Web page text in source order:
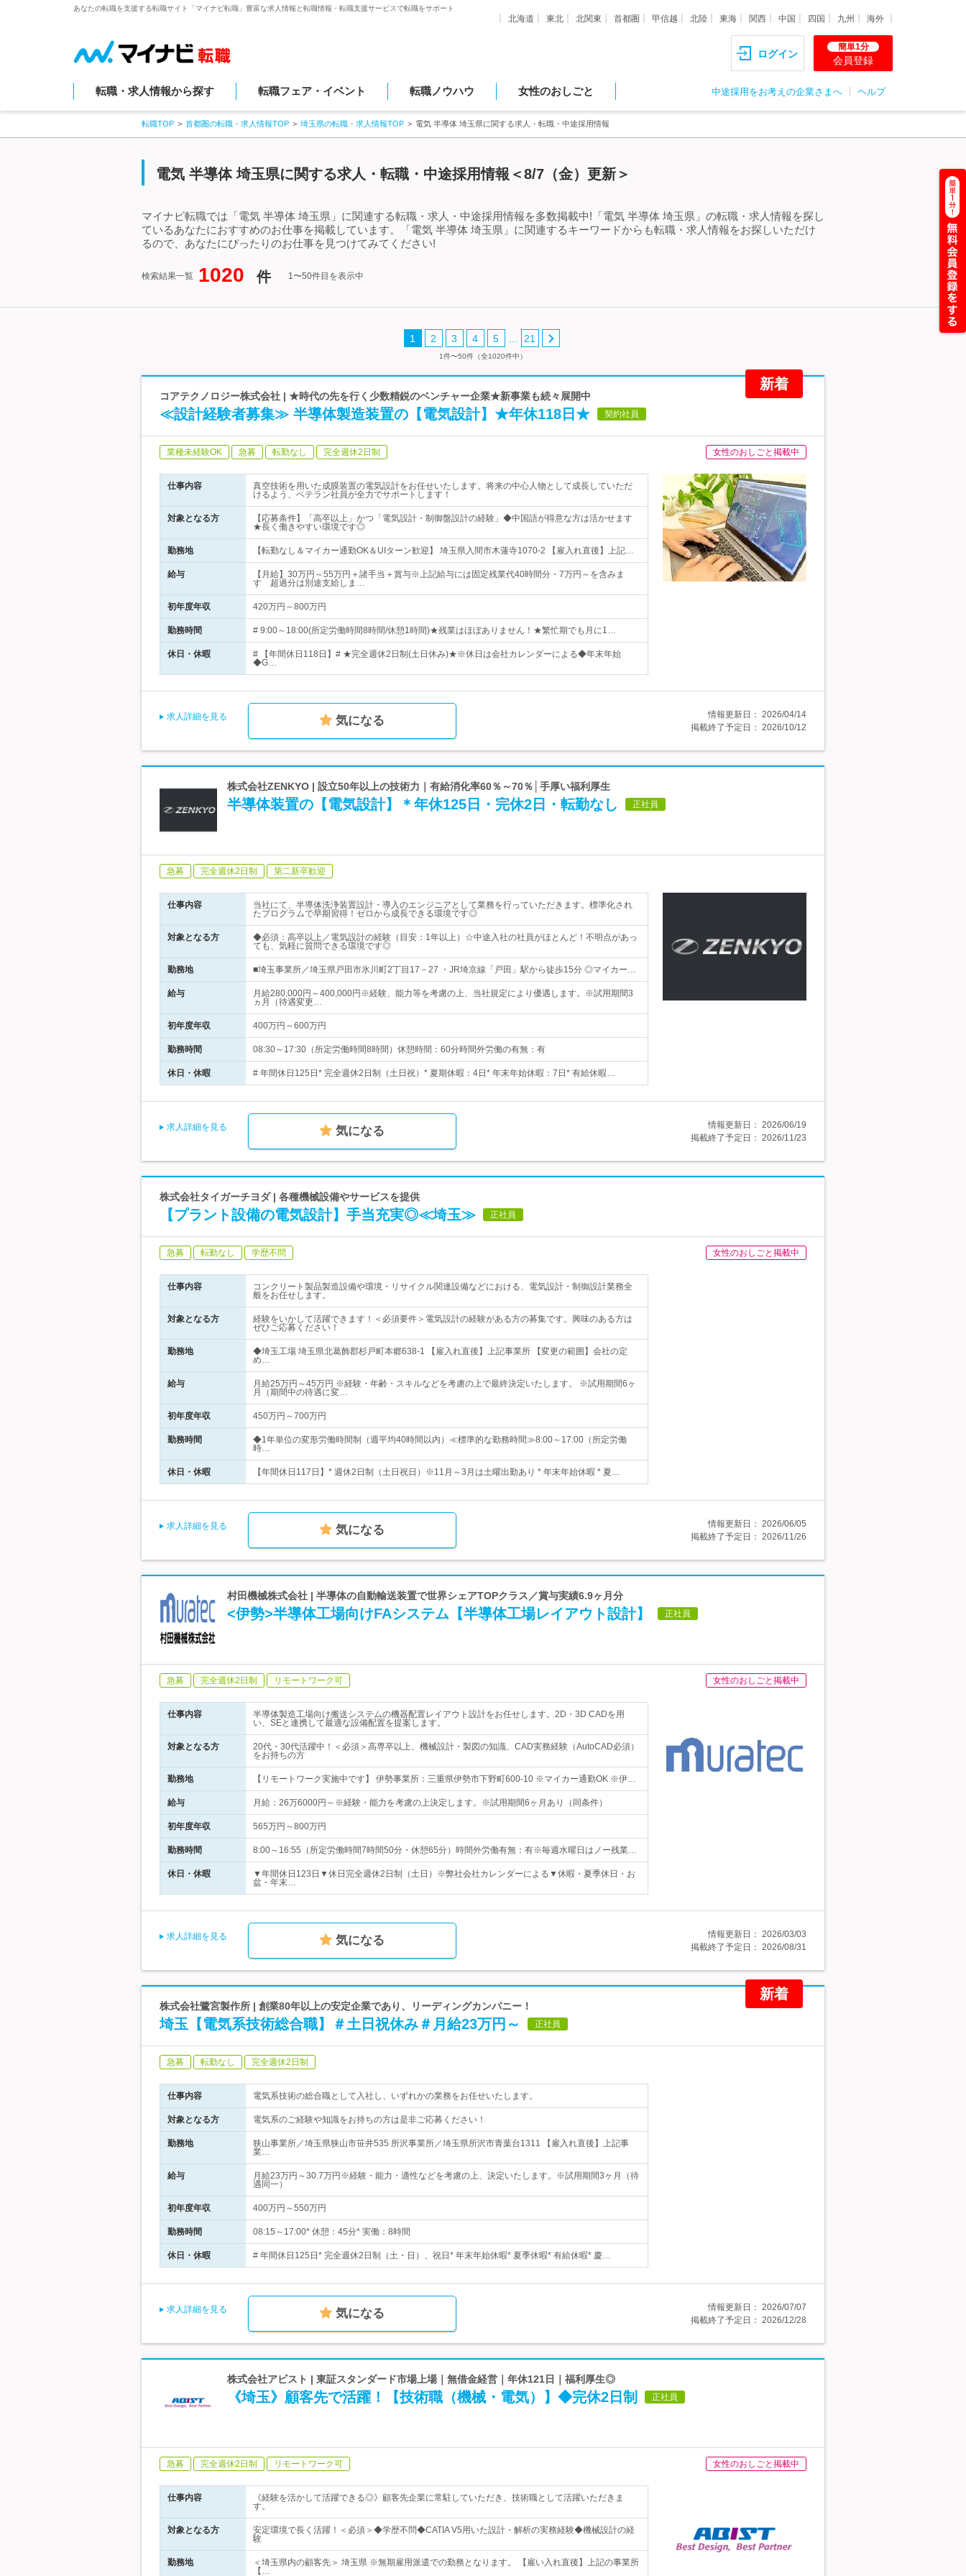
あなたの転職を支援する転職サイト「マイナビ転職」豊富な求人情報と転職情報・転職支援サービスで転職をサポート
北海道 東北 北関東 首都圏 甲信越 北陸 東海 関西 中国 四国 九州 海外
ログイン
簡単1分
会員登録
転職・求人情報から探す 転職フェア・イベント 転職ノウハウ 女性のおしごと 中途採用をお考えの企業さまへ ヘルプ
転職TOP 首都圏の転職・求人情報TOP 埼玉県の転職・求人情報TOP 電気 半導体 埼玉県に関する求人・転職・中途採用情報
電気 半導体 埼玉県に関する求人・転職・中途採用情報＜8/7（金）更新＞
マイナビ転職では「電気 半導体 埼玉県」に関連する転職・求人・中途採用情報を多数掲載中!「電気 半導体 埼玉県」の転職・求人情報を探し
ているあなたにおすすめのお仕事を掲載しています。「電気 半導体 埼玉県」に関連するキーワードからも転職・求人情報をお探しいただけ
るので、あなたにぴったりのお仕事を見つけてみてください!
検索結果一覧 1020 件 1〜50件目を表示中
1 2 3 4 5 21
1件〜50件（全1020件中）
新着
コアテクノロジー株式会社 | ★時代の先を行く少数精鋭のベンチャー企業★新事業も続々展開中
≪設計経験者募集≫ 半導体製造装置の【電気設計】★年休118日★ 契約社員
業種未経験OK 急募 転勤なし 完全週休2日制 女性のおしごと掲載中
仕事内容
真空技術を用いた成膜装置の電気設計をお任せいたします。将来の中心人物として成長していただ
けるよう、ベテラン社員が全力でサポートします！
対象となる方
【応募条件】「高卒以上」かつ「電気設計・制御盤設計の経験」◆中国語が得意な方は活かせます
★長く働きやすい環境です◎
勤務地 【転勤なし＆マイカー通勤OK＆UIターン歓迎】 埼玉県入間市木蓮寺1070-2 【雇入れ直後】上記…
給与
【月給】30万円～55万円＋諸手当＋賞与※上記給与には固定残業代40時間分・7万円～を含みま
す 超過分は別途支給しま…
初年度年収 420万円～800万円
勤務時間 # 9:00～18:00(所定労働時間8時間/休憩1時間)★残業はほぼありません！★繁忙期でも月に1…
休日・休暇
# 【年間休日118日】# ★完全週休2日制(土日休み)★※休日は会社カレンダーによる◆年末年始
◆G…
求人詳細を見る 気になる 情報更新日： 2026/04/14
掲載終了予定日： 2026/10/12
株式会社ZENKYO | 設立50年以上の技術力｜有給消化率60％～70％│手厚い福利厚生
半導体装置の【電気設計】＊年休125日・完休2日・転勤なし 正社員
急募 完全週休2日制 第二新卒歓迎
仕事内容
当社にて、半導体洗浄装置設計・導入のエンジニアとして業務を行っていただきます。標準化され
たプログラムで早期習得！ゼロから成長できる環境です◎
対象となる方
◆必須：高卒以上／電気設計の経験（目安：1年以上）☆中途入社の社員がほとんど！不明点があっ
ても、気軽に質問できる環境です◎
勤務地 ■埼玉事業所／埼玉県戸田市氷川町2丁目17－27 ・JR埼京線「戸田」駅から徒歩15分 ◎マイカー…
給与
月給280,000円～400,000円※経験、能力等を考慮の上、当社規定により優遇します。※試用期間3
ヵ月（待遇変更…
初年度年収 400万円～600万円
勤務時間 08:30～17:30（所定労働時間8時間）休憩時間：60分時間外労働の有無：有
休日・休暇 # 年間休日125日* 完全週休2日制（土日祝）* 夏期休暇：4日* 年末年始休暇：7日* 有給休暇…
求人詳細を見る 気になる 情報更新日： 2026/06/19
掲載終了予定日： 2026/11/23
株式会社タイガーチヨダ | 各種機械設備やサービスを提供
【プラント設備の電気設計】手当充実◎≪埼玉≫ 正社員
急募 転勤なし 学歴不問 女性のおしごと掲載中
仕事内容
コンクリート製品製造設備や環境・リサイクル関連設備などにおける、電気設計・制御設計業務全
般をお任せします。
対象となる方
経験をいかして活躍できます！＜必須要件＞電気設計の経験がある方の募集です。興味のある方は
ぜひご応募ください！
勤務地
◆埼玉工場 埼玉県北葛飾郡杉戸町本郷638-1 【雇入れ直後】上記事業所 【変更の範囲】会社の定
め…
給与
月給25万円～45万円 ※経験・年齢・スキルなどを考慮の上で最終決定いたします。 ※試用期間6ヶ
月（期間中の待遇に変…
初年度年収 450万円～700万円
勤務時間
◆1年単位の変形労働時間制（週平均40時間以内）≪標準的な勤務時間≫8:00～17:00（所定労働
時…
休日・休暇 【年間休日117日】* 週休2日制（土日祝日）※11月～3月は土曜出勤あり * 年末年始休暇 * 夏…
求人詳細を見る 気になる 情報更新日： 2026/06/05
掲載終了予定日： 2026/11/26
村田機械株式会社 | 半導体の自動輸送装置で世界シェアTOPクラス／賞与実績6.9ヶ月分
<伊勢>半導体工場向けFAシステム【半導体工場レイアウト設計】 正社員
急募 完全週休2日制 リモートワーク可 女性のおしごと掲載中
仕事内容
半導体製造工場向け搬送システムの機器配置レイアウト設計をお任せします。2D・3D CADを用
い、SEと連携して最適な設備配置を提案します。
対象となる方
20代・30代活躍中！＜必須＞高専卒以上、機械設計・製図の知識、CAD実務経験（AutoCAD必須）
をお持ちの方
勤務地 【リモートワーク実施中です】 伊勢事業所：三重県伊勢市下野町600-10 ※マイカー通勤OK ※伊…
給与 月給：26万6000円～※経験・能力を考慮の上決定します。※試用期間6ヶ月あり（同条件）
初年度年収 565万円～800万円
勤務時間 8:00～16:55（所定労働時間7時間50分・休憩65分）時間外労働有無：有※毎週水曜日はノー残業…
休日・休暇
▼年間休日123日▼休日完全週休2日制（土日）※弊社会社カレンダーによる▼休暇・夏季休日・お
盆・年末…
求人詳細を見る 気になる 情報更新日： 2026/03/03
掲載終了予定日： 2026/08/31
新着
株式会社鷺宮製作所 | 創業80年以上の安定企業であり、リーディングカンパニー！
埼玉【電気系技術総合職】＃土日祝休み＃月給23万円～ 正社員
急募 転勤なし 完全週休2日制
仕事内容 電気系技術の総合職として入社し、いずれかの業務をお任せいたします。
対象となる方 電気系のご経験や知識をお持ちの方は是非ご応募ください！
勤務地
狭山事業所／埼玉県狭山市笹井535 所沢事業所／埼玉県所沢市青葉台1311 【雇入れ直後】上記事
業…
給与
月給23万円～30.7万円※経験・能力・適性などを考慮の上、決定いたします。※試用期間3ヶ月（待
遇同一）
初年度年収 400万円～550万円
勤務時間 08:15～17:00* 休憩：45分* 実働：8時間
休日・休暇 # 年間休日125日* 完全週休2日制（土・日）、祝日* 年末年始休暇* 夏季休暇* 有給休暇* 慶…
求人詳細を見る 気になる 情報更新日： 2026/07/07
掲載終了予定日： 2026/12/28
株式会社アビスト | 東証スタンダード市場上場｜無借金経営｜年休121日｜福利厚生◎
《埼玉》顧客先で活躍！【技術職（機械・電気）】◆完休2日制 正社員
急募 完全週休2日制 リモートワーク可 女性のおしごと掲載中
仕事内容
《経験を活かして活躍できる◎》顧客先企業に常駐していただき、技術職として活躍いただきま
す。
対象となる方
安定環境で長く活躍！＜必須＞◆学歴不問◆CATIA V5用いた設計・解析の実務経験◆機械設計の経
験
勤務地
＜埼玉県内の顧客先＞ 埼玉県 ※無期雇用派遣での勤務となります。 【雇い入れ直後】上記の事業所
【…